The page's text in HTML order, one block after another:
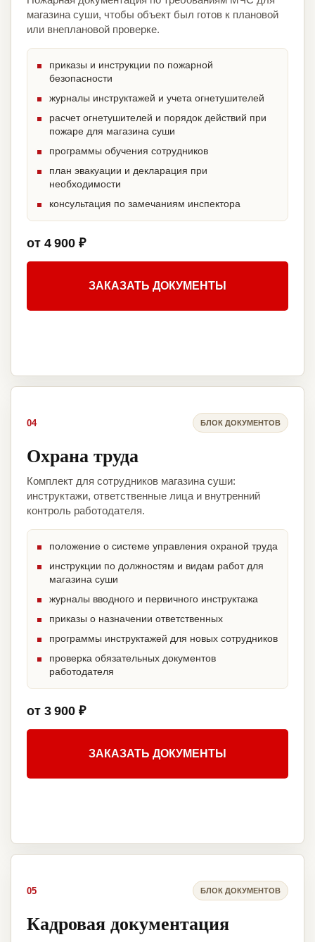
магазина суши, чтобы объект был готов к плановой
или внеплановой проверке.
приказы и инструкции по пожарной
безопасности
журналы инструктажей и учета огнетушителей
расчет огнетушителей и порядок действий при
пожаре для магазина суши
программы обучения сотрудников
план эвакуации и декларация при
необходимости
консультация по замечаниям инспектора
от 4 900 ₽
ЗАКАЗАТЬ ДОКУМЕНТЫ
04 БЛОК ДОКУМЕНТОВ
Охрана труда
Комплект для сотрудников магазина суши:
инструктажи, ответственные лица и внутренний
контроль работодателя.
положение о системе управления охраной труда
инструкции по должностям и видам работ для
магазина суши
журналы вводного и первичного инструктажа
приказы о назначении ответственных
программы инструктажей для новых сотрудников
проверка обязательных документов
работодателя
от 3 900 ₽
ЗАКАЗАТЬ ДОКУМЕНТЫ
05 БЛОК ДОКУМЕНТОВ
Кадровая документация